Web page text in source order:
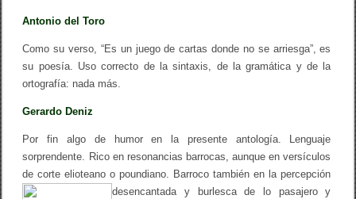
Antonio del Toro
Como su verso, “Es un juego de cartas donde no se arriesga”, es
su poesía. Uso correcto de la sintaxis, de la gramática y de la
ortografía: nada más.
Gerardo Deniz
Por fin algo de humor en la presente antología. Lenguaje
sorprendente. Rico en resonancias barrocas, aunque en versículos
de corte elioteano o poundiano. Barroco también en la percepción
desencantada y burlesca de lo pasajero y